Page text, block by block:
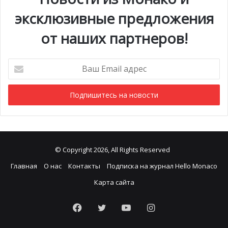
эксклюзивные предложения
от наших партнеров!
Email
адрес
© Copyright 2026, All Rights Reserved
Главная
О нас Контакты
Подписка на журнал Hello Monaco
Карта сайта
Facebook
TwitterYouTubeInstagram